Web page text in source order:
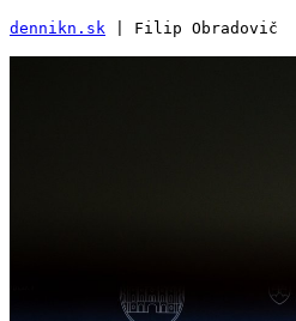
dennikn.sk | Filip Obradovič